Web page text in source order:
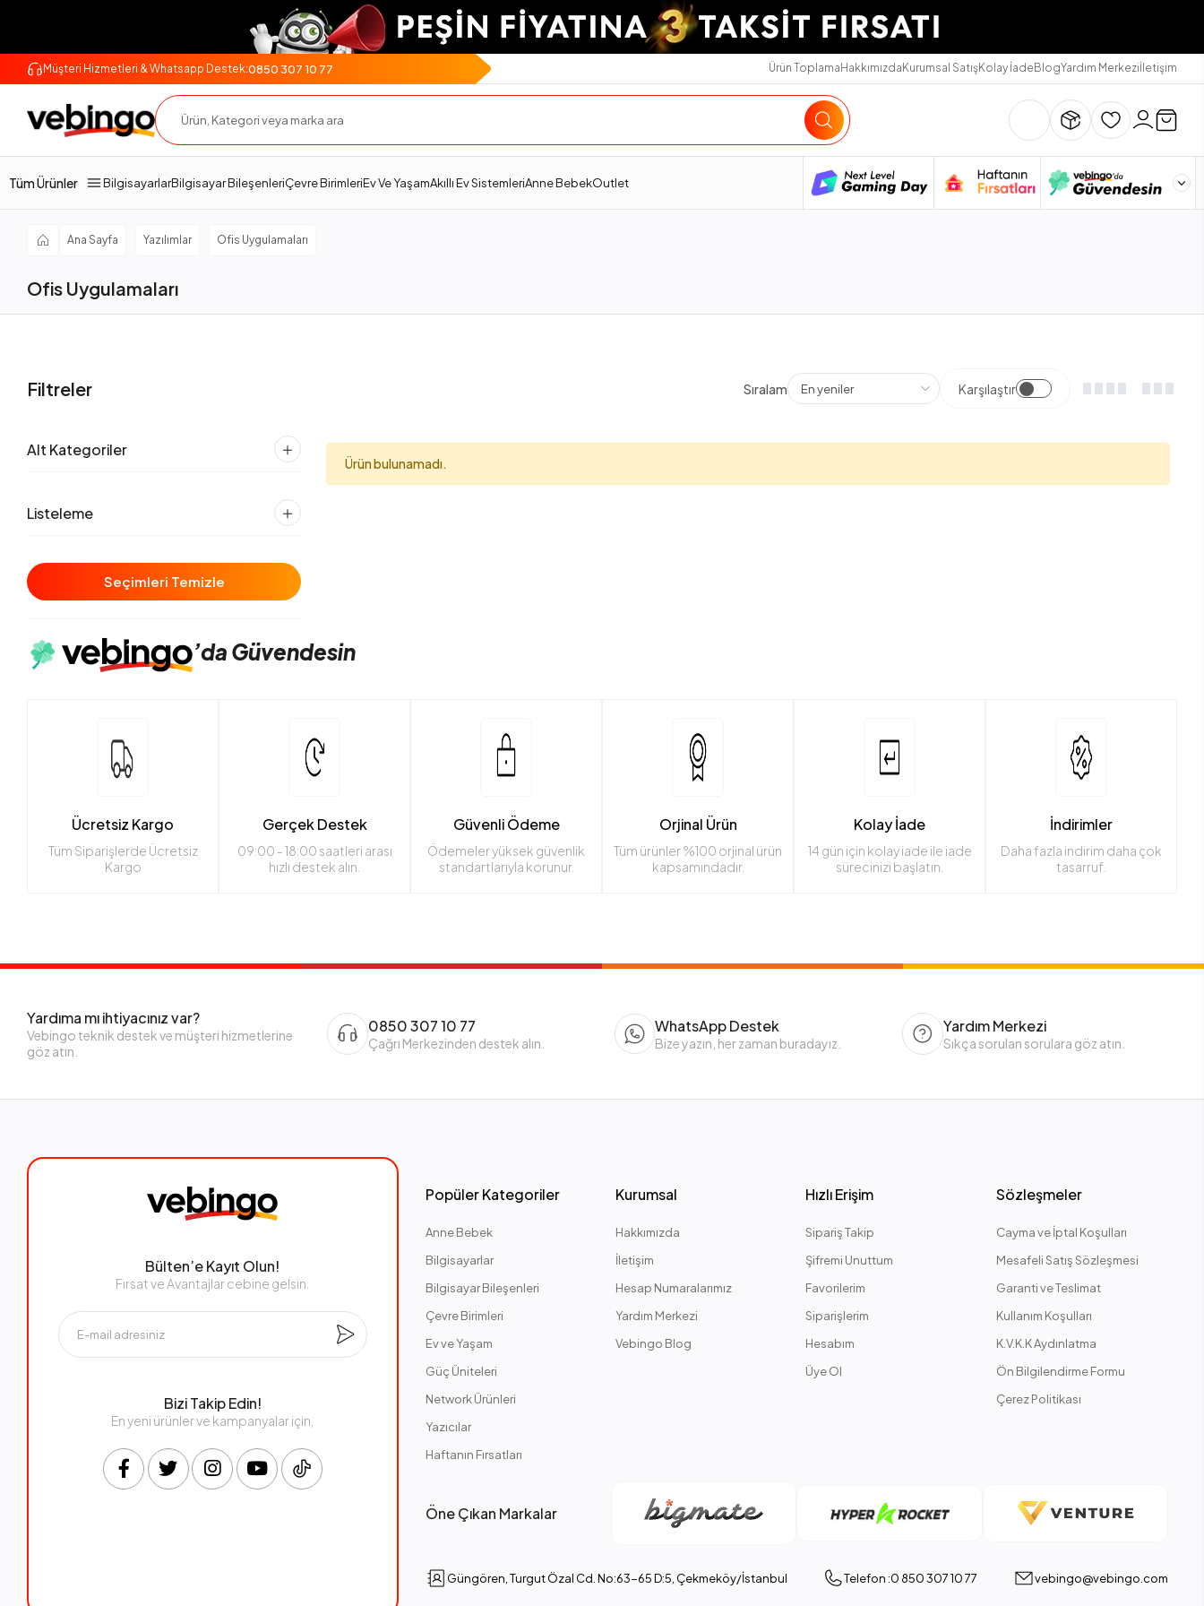
Müşteri Hizmetleri & Whatsapp Destek:0850 307 10 77 Ürün ToplamaHakkımızdaKurumsal SatışKolay İadeBlogYardım Merkeziİletişim
Tüm Ürünler BilgisayarlarBilgisayar BileşenleriÇevre BirimleriEv Ve YaşamAkıllı Ev SistemleriAnne BebekOutlet
Ana Sayfa Yazılımlar Ofis Uygulamaları
Ofis Uygulamaları
Filtreler Sıralama Karşılaştır
Alt Kategoriler
Listeleme
Seçimleri Temizle
Ürün bulunamadı.
’da Güvendesin
Ücretsiz Kargo
Tüm Siparişlerde Ücretsiz
Kargo
Gerçek Destek
09:00 - 18:00 saatleri arası
hızlı destek alın.
Güvenli Ödeme
Ödemeler yüksek güvenlik
standartlarıyla korunur.
Orjinal Ürün
Tüm ürünler %100 orjinal ürün
kapsamındadır.
Kolay İade
14 gün için kolay iade ile iade
sürecinizi başlatın.
İndirimler
Daha fazla indirim daha çok
tasarruf.
Yardıma mı ihtiyacınız var?
Vebingo teknik destek ve müşteri hizmetlerine
göz atın.
0850 307 10 77
Çağrı Merkezinden destek alın.
WhatsApp Destek
Bize yazın, her zaman buradayız.
Yardım Merkezi
Sıkça sorulan sorulara göz atın.
Bülten’e Kayıt Olun!
Fırsat ve Avantajlar cebine gelsin.
Bizi Takip Edin!
En yeni ürünler ve kampanyalar için,
Popüler Kategoriler
Anne Bebek
Bilgisayarlar
Bilgisayar Bileşenleri
Çevre Birimleri
Ev ve Yaşam
Güç Üniteleri
Network Ürünleri
Yazıcılar
Haftanın Fırsatları
Kurumsal
Hakkımızda
İletişim
Hesap Numaralarımız
Yardım Merkezi
Vebingo Blog
Hızlı Erişim
Sipariş Takip
Şifremi Unuttum
Favorilerim
Siparişlerim
Hesabım
Üye Ol
Sözleşmeler
Cayma ve İptal Koşulları
Mesafeli Satış Sözleşmesi
Garanti ve Teslimat
Kullanım Koşulları
K.V.K.K Aydınlatma
Ön Bilgilendirme Formu
Çerez Politikası
Öne Çıkan Markalar
Güngören, Turgut Özal Cd. No:63-65 D:5, Çekmeköy/İstanbul Telefon :0 850 307 10 77 vebingo@vebingo.com